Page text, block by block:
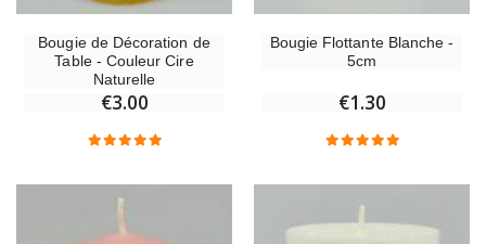
Bougie de Décoration de
Table - Couleur Cire
Naturelle
€3.00
Bougie Flottante Blanche -
5cm
€1.30